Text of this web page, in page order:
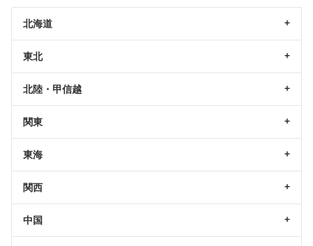
北海道
東北
北陸・甲信越
関東
東海
関西
中国